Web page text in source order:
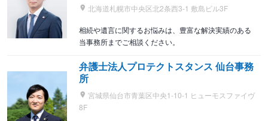
北海道札幌市中央区北2条西3-1 敷島ビル3F
相続や遺言に関するお悩みは、豊富な解決実績のある
当事務所までご相談ください。
弁護士法人プロテクトスタンス 仙台事務
所
宮城県仙台市青葉区中央1-10-1 ヒューモスファイヴ
8F